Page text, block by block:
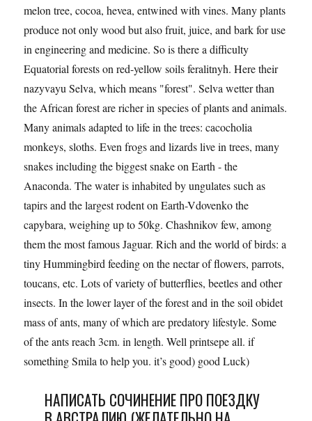
melon tree, cocoa, hevea, entwined with vines. Many plants
produce not only wood but also fruit, juice, and bark for use
in engineering and medicine. So is there a difficulty
Equatorial forests on red-yellow soils feralitnyh. Here their
nazyvayu Selva, which means "forest". Selva wetter than
the African forest are richer in species of plants and animals.
Many animals adapted to life in the trees: cacocholia
monkeys, sloths. Even frogs and lizards live in trees, many
snakes including the biggest snake on Earth - the
Anaconda. The water is inhabited by ungulates such as
tapirs and the largest rodent on Earth-Vdovenko the
capybara, weighing up to 50kg. Chashnikov few, among
them the most famous Jaguar. Rich and the world of birds: a
tiny Hummingbird feeding on the nectar of flowers, parrots,
toucans, etc. Lots of variety of butterflies, beetles and other
insects. In the lower layer of the forest and in the soil obidet
mass of ants, many of which are predatory lifestyle. Some
of the ants reach 3cm. in length. Well printsepe all. if
something Smila to help you. it’s good) good Luck)
НАПИСАТЬ СОЧИНЕНИЕ ПРО ПОЕЗДКУ